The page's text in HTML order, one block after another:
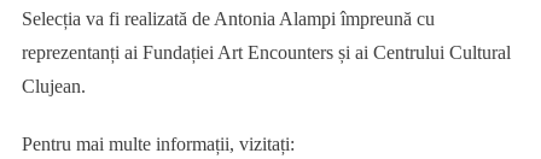
Selecția va fi realizată de Antonia Alampi împreună cu
reprezentanți ai Fundației Art Encounters și ai Centrului Cultural
Clujean.
Pentru mai multe informații, vizitați: